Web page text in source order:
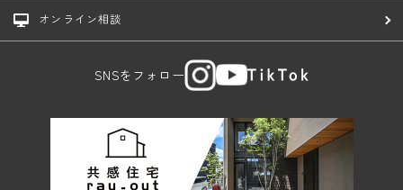
オンライン相談
SNSをフォロー